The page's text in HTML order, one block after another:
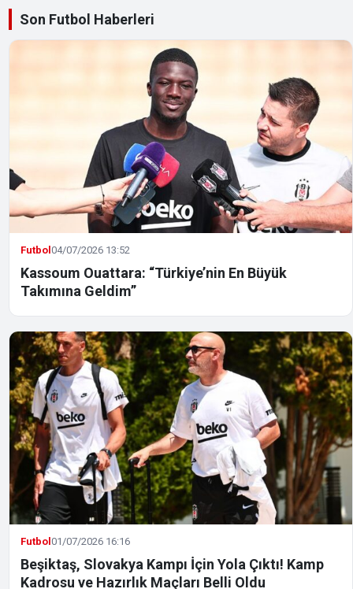
Son Futbol Haberleri
Futbol04/07/2026 13:52
Kassoum Ouattara: “Türkiye’nin En Büyük
Takımına Geldim”
Futbol01/07/2026 16:16
Beşiktaş, Slovakya Kampı İçin Yola Çıktı! Kamp
Kadrosu ve Hazırlık Maçları Belli Oldu